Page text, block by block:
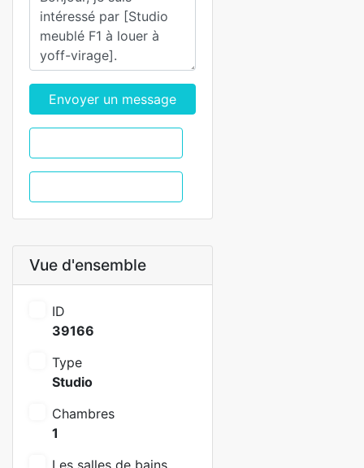
Envoyer un message
Vue d'ensemble
ID
39166
Type
Studio
Chambres
1